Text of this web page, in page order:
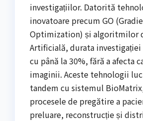
investigațiilor. Datorită
inovatoare precum GO
Optimization) și algoritmilor
Artificială, durata investigației
cu până la 30%, fără a afecta
imaginii. Aceste tehnologii
tandem cu sistemul
procesele de pregătire a
preluare, reconstrucție și